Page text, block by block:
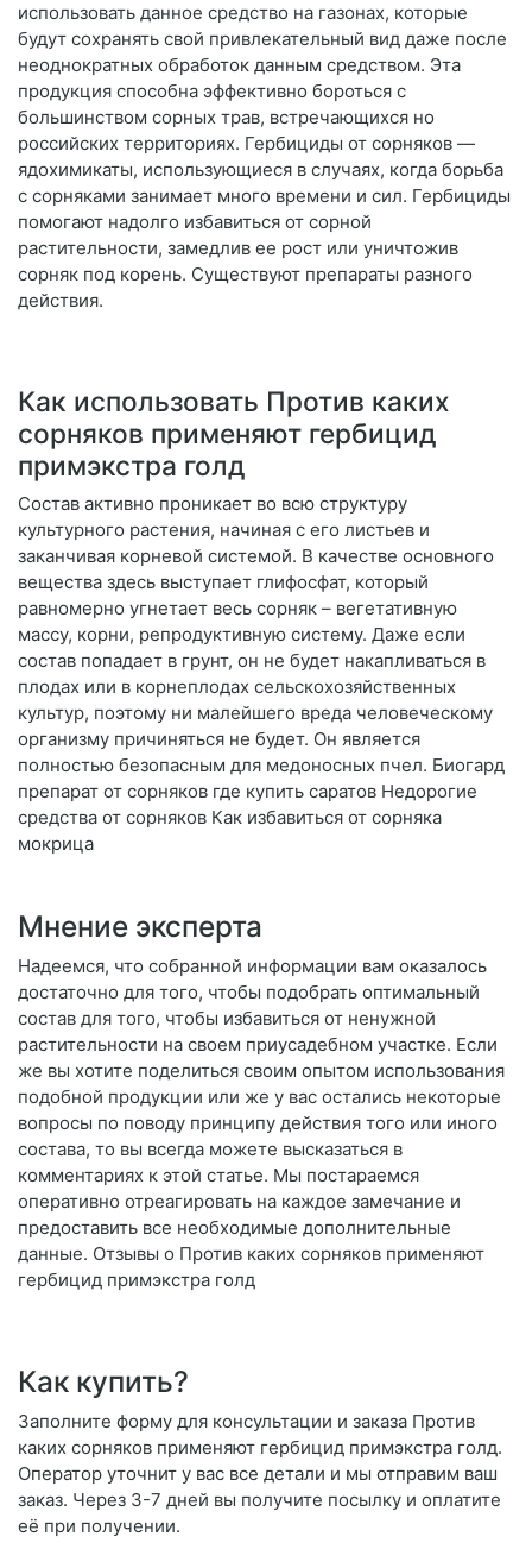
использовать данное средство на газонах, которые
будут сохранять свой привлекательный вид даже после
неоднократных обработок данным средством. Эта
продукция способна эффективно бороться с
большинством сорных трав, встречающихся но
российских территориях. Гербициды от сорняков —
ядохимикаты, использующиеся в случаях, когда борьба
с сорняками занимает много времени и сил. Гербициды
помогают надолго избавиться от сорной
растительности, замедлив ее рост или уничтожив
сорняк под корень. Существуют препараты разного
действия.
Как использовать Против каких
сорняков применяют гербицид
примэкстра голд
Состав активно проникает во всю структуру
культурного растения, начиная с его листьев и
заканчивая корневой системой. В качестве основного
вещества здесь выступает глифосфат, который
равномерно угнетает весь сорняк – вегетативную
массу, корни, репродуктивную систему. Даже если
состав попадает в грунт, он не будет накапливаться в
плодах или в корнеплодах сельскохозяйственных
культур, поэтому ни малейшего вреда человеческому
организму причиняться не будет. Он является
полностью безопасным для медоносных пчел. Биогард
препарат от сорняков где купить саратов Недорогие
средства от сорняков Как избавиться от сорняка
мокрица
Мнение эксперта
Надеемся, что собранной информации вам оказалось
достаточно для того, чтобы подобрать оптимальный
состав для того, чтобы избавиться от ненужной
растительности на своем приусадебном участке. Если
же вы хотите поделиться своим опытом использования
подобной продукции или же у вас остались некоторые
вопросы по поводу принципу действия того или иного
состава, то вы всегда можете высказаться в
комментариях к этой статье. Мы постараемся
оперативно отреагировать на каждое замечание и
предоставить все необходимые дополнительные
данные. Отзывы о Против каких сорняков применяют
гербицид примэкстра голд
Как купить?
Заполните форму для консультации и заказа Против
каких сорняков применяют гербицид примэкстра голд.
Оператор уточнит у вас все детали и мы отправим ваш
заказ. Через 3-7 дней вы получите посылку и оплатите
её при получении.